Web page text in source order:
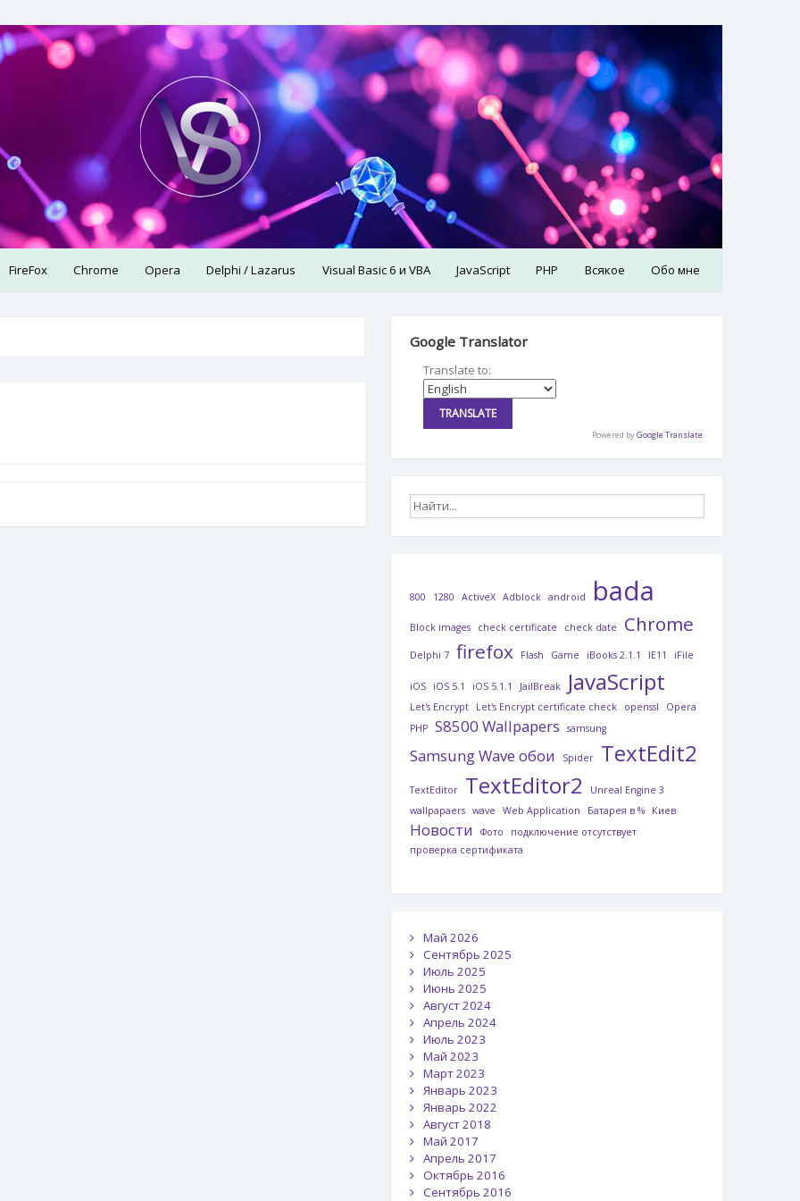
FireFox Chrome Opera Delphi / Lazarus Visual Basic 6 и VBA JavaScript PHP Всякое Обо мне
Google Translator
Translate to:
Powered byGoogle Translate.
800 1280 ActiveX Adblock android bada
Block images check certificate check date Chrome
Delphi 7 firefox Flash Game iBooks 2.1.1 IE11 iFile
iOS iOS 5.1 iOS 5.1.1 JailBreak JavaScript
Let's Encrypt Let's Encrypt certificate check openssl
Opera
PHP S8500 Wallpapers samsung
Samsung Wave обои Spider TextEdit2
TextEditor TextEditor2
Unreal Engine 3
wallpapaers wave Web Application Батарея в % Киев
Новости Фото
подключение отсутствует
проверка сертификата
Май 2026
Сентябрь 2025
Июль 2025
Июнь 2025
Август 2024
Апрель 2024
Июль 2023
Май 2023
Март 2023
Январь 2023
Январь 2022
Август 2018
Май 2017
Апрель 2017
Октябрь 2016
Сентябрь 2016